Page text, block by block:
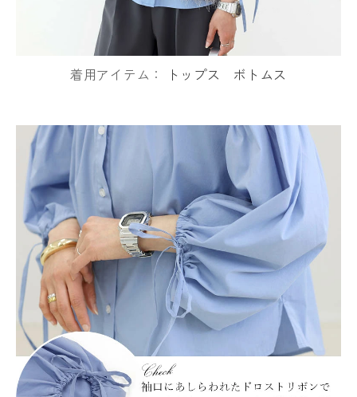
着用アイテム： トップス ボトムス